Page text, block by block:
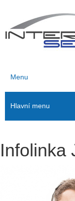
Menu
Hlavní menu
Infolinka